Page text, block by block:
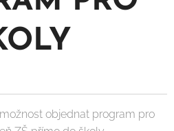
objednat program pro